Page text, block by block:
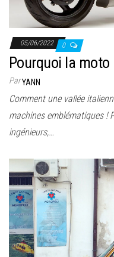
05/06/2022 0
Pourquoi la
ParYANN
Comment une vallée
machines emblématiques !
ingénieurs,…